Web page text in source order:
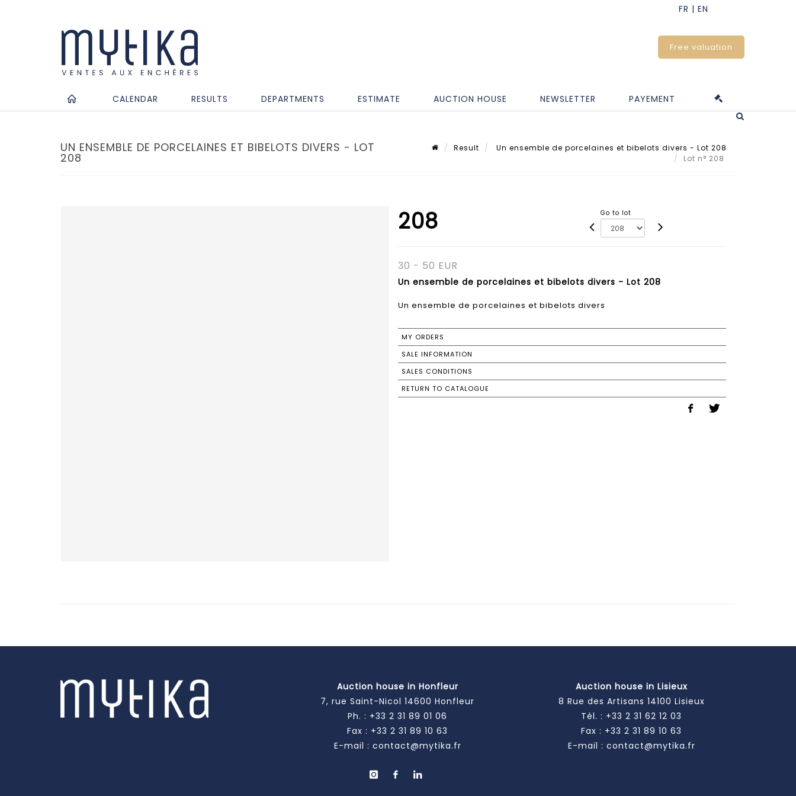
Free valuation
CALENDAR RESULTS DEPARTMENTS ESTIMATE AUCTION HOUSE NEWSLETTER PAYEMENT
UN ENSEMBLE DE PORCELAINES ET BIBELOTS DIVERS - LOT
208
Result
Un ensemble de porcelaines et bibelots divers - Lot 208
Lot n° 208
208 Go to lot
30 - 50 EUR
Un ensemble de porcelaines et bibelots divers - Lot 208
Un ensemble de porcelaines et bibelots divers
MY ORDERS
SALE INFORMATION
SALES CONDITIONS
RETURN TO CATALOGUE
Auction house in Honfleur
7, rue Saint-Nicol 14600 Honfleur
Ph. : +33 2 31 89 01 06
Fax : +33 2 31 89 10 63
E-mail : contact@mytika.fr
Auction house in Lisieux
8 Rue des Artisans 14100 Lisieux
Tél. : +33 2 31 62 12 03
Fax : +33 2 31 89 10 63
E-mail : contact@mytika.fr